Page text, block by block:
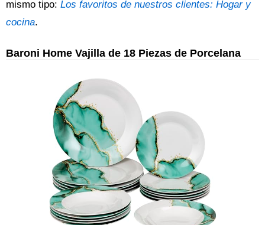
mismo tipo: Los favoritos de nuestros clientes: Hogar y
cocina.
Baroni Home Vajilla de 18 Piezas de Porcelana